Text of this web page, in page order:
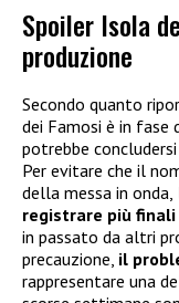
Spoiler Isola
produzione
Secondo quanto
dei Famosi è in fase
potrebbe
Per evitare che il
della messa in onda,
registrare più
in passato da altri
precauzione, il
rappresentare una